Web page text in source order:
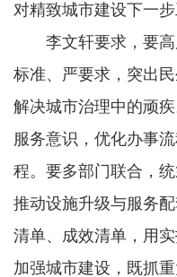
对精致城市建设下一步
李文轩要求，要
标准、严要求，突出
解决城市治理中的顽
服务意识，优化办事
程。要多部门联合，
推动设施升级与服务
清单、成效清单，用
加强城市建设，既抓